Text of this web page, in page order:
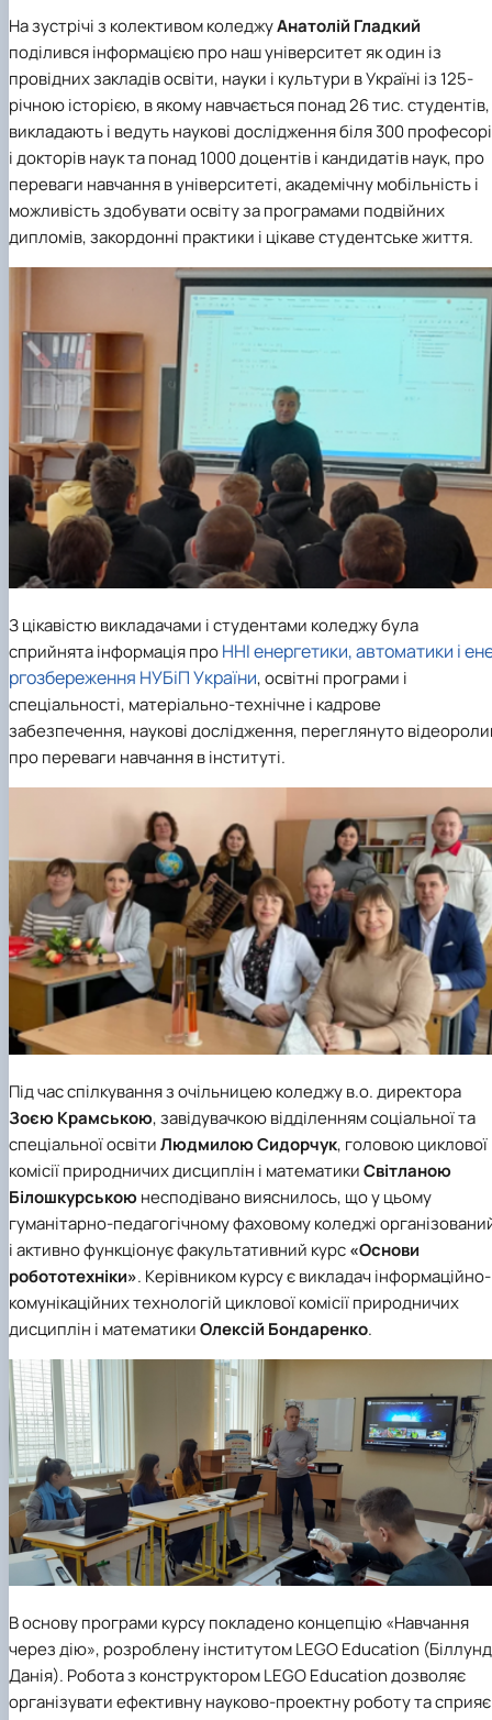
На зустрічі з колективом коледжуАнатолій Гладкий
поділився інформацією про наш університет як один із
провідних закладів освіти, науки і культури в Україні із 125-
річною історією, в якому навчається понад 26 тис. студентів,
викладають і ведуть наукові дослідження біля 300
і докторів наук та понад 1000 доцентів і кандидатів наук, про
переваги навчання в університеті, академічну мобільність і
можливість здобувати освіту за програмами подвійних
дипломів, закордонні практики і цікаве студентське життя.
З цікавістю викладачами і студентами коледжу була
сприйнята інформація проННІ енергетики, автоматики і
ргозбереження НУБіП України, освітні програми і
спеціальності, матеріально-технічне і кадрове
забезпечення, наукові дослідження, переглянуто
про переваги навчання в інституті.
Під час спілкування з очільницею коледжу в.о. директора
Зоєю Крамською, завідувачкою відділенням соціальної та
спеціальної освітиЛюдмилою Сидорчук, головою циклової
комісії природничих дисциплін і математикиСвітланою
Білошкурськоюнесподівано вияснилось, що у цьому
гуманітарно-педагогічному фаховому коледжі
і активно функціонує факультативний курс«Основи
робототехніки». Керівником курсу є викладач інформаційно-
комунікаційних технологій циклової комісії природничих
дисциплін і математикиОлексій Бондаренко.
В основу програми курсу покладено концепцію «Навчання
через дію», розроблену інститутом LEGO Education
Данія). Робота з конструктором LEGO Education дозволяє
організувати ефективну науково-проектну роботу та сприяє